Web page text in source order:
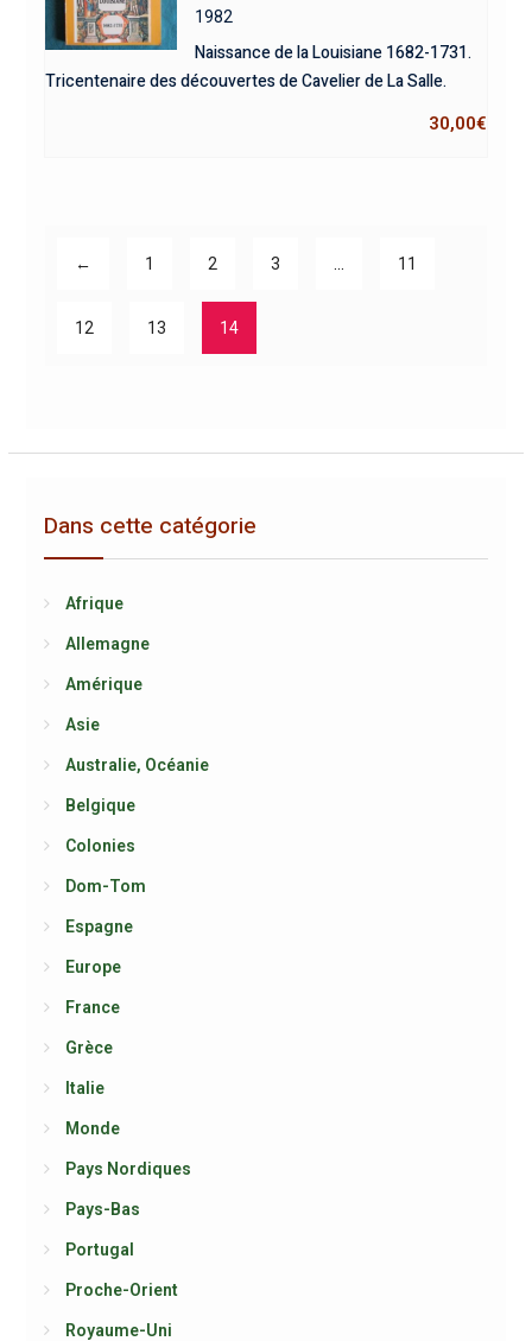
1982
Naissance de la Louisiane 1682-1731.
Tricentenaire des découvertes de Cavelier de La Salle.
30,00€
← 1 2 3 11
12 13 14
Dans cette catégorie
Afrique
Allemagne
Amérique
Asie
Australie, Océanie
Belgique
Colonies
Dom-Tom
Espagne
Europe
France
Grèce
Italie
Monde
Pays Nordiques
Pays-Bas
Portugal
Proche-Orient
Royaume-Uni